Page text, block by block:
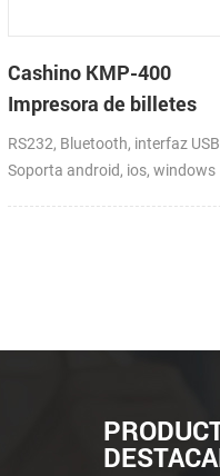
Cashino KMP-400
Impresora de billetes
portátil portátil bluetooth
de 4 pulgadas
RS232, Bluetooth, interfaz USB
Soporta android, ios, windows